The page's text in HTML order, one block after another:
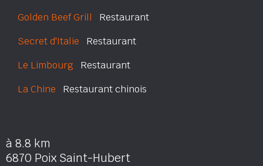
Golden Beef Grill Restaurant
Secret d'Italie Restaurant
Le Limbourg Restaurant
La Chine Restaurant chinois
à 8.8 km
6870 Poix Saint-Hubert